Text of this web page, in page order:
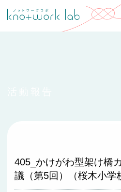
405_かけがわ型架け橋
議（第5回）（桜木小学